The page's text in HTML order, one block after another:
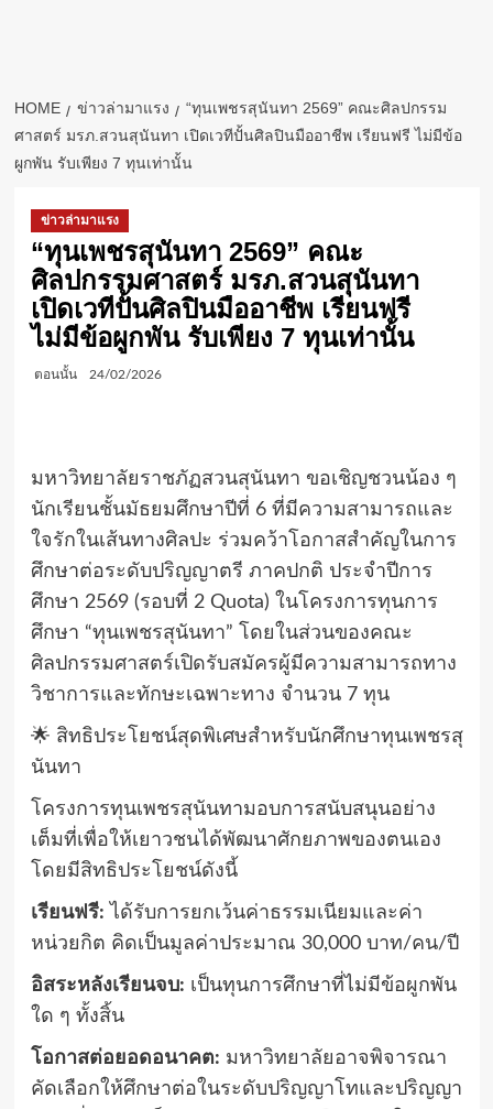
HOME ข่าวล่ามาแรง
“ทุนเพชรสุนันทา 2569” คณะศิลปกรรม
ศาสตร์ มรภ.สวนสุนันทา เปิดเวทีปั้นศิลปินมืออาชีพ เรียนฟรี ไม่มีข้อ
ผูกพัน รับเพียง 7 ทุนเท่านั้น
ข่าวล่ามาแรง
“ทุนเพชรสุนันทา 2569” คณะ
ศิลปกรรมศาสตร์ มรภ.สวนสุนันทา
เปิดเวทีปั้นศิลปินมืออาชีพ เรียนฟรี
ไม่มีข้อผูกพัน รับเพียง 7 ทุนเท่านั้น
ตอนนั้น 24/02/2026
มหาวิทยาลัยราชภัฏสวนสุนันทา ขอเชิญชวนน้อง ๆ
นักเรียนชั้นมัธยมศึกษาปีที่ 6 ที่มีความสามารถและ
ใจรักในเส้นทางศิลปะ ร่วมคว้าโอกาสสำคัญในการ
ศึกษาต่อระดับปริญญาตรี ภาคปกติ ประจำปีการ
ศึกษา 2569 (รอบที่ 2 Quota) ในโครงการทุนการ
ศึกษา “ทุนเพชรสุนันทา” โดยในส่วนของคณะ
ศิลปกรรมศาสตร์เปิดรับสมัครผู้มีความสามารถทาง
วิชาการและทักษะเฉพาะทาง จำนวน 7 ทุน
🌟 สิทธิประโยชน์สุดพิเศษสำหรับนักศึกษาทุนเพชรสุ
นันทา
โครงการทุนเพชรสุนันทามอบการสนับสนุนอย่าง
เต็มที่เพื่อให้เยาวชนได้พัฒนาศักยภาพของตนเอง
โดยมีสิทธิประโยชน์ดังนี้
เรียนฟรี: ได้รับการยกเว้นค่าธรรมเนียมและค่า
หน่วยกิต คิดเป็นมูลค่าประมาณ 30,000 บาท/คน/ปี
อิสระหลังเรียนจบ: เป็นทุนการศึกษาที่ไม่มีข้อผูกพัน
ใด ๆ ทั้งสิ้น
โอกาสต่อยอดอนาคต: มหาวิทยาลัยอาจพิจารณา
คัดเลือกให้ศึกษาต่อในระดับปริญญาโทและปริญญา